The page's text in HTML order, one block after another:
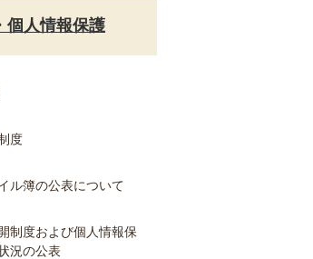
個人情報保護
度
ル簿の公表について
制度および個人情報保
況の公表